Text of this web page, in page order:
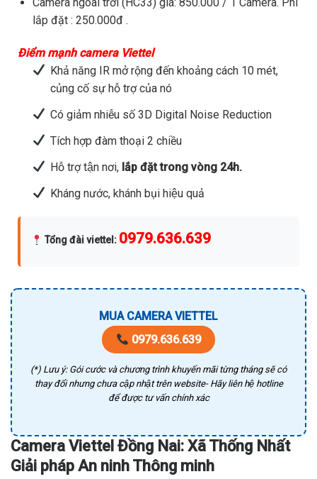
lắp đặt : 250.000đ .
Điểm mạnh camera Viettel
Khả năng IR mở rộng đến khoảng cách 10 mét,
củng cố sự hỗ trợ của nó
Có giảm nhiễu số 3D Digital Noise Reduction
Tích hợp đàm thoại 2 chiều
Hỗ trợ tận nơi,lắp đặt trong vòng 24h.
Kháng nước, khánh bụi hiệu quả
Tổng đài viettel : 0979.636.639
MUA CAMERA VIETTEL
0979.636.639
(*) Lưu ý: Gói cước và chương trình khuyến mãi từng tháng sẽ có
thay đổi nhưng chưa cập nhật trên website- Hãy liên hệ hotline
để được tư vấn chính xác
Camera Viettel Đồng Nai: Xã Thống Nhất
Giải pháp An ninh Thông minh